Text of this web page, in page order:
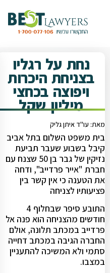
נחת על רגליו
בצניחת היכרות
ויפוצה בכחצי
מיליון שקל
מאת: עו"ד איתן גליק
בית משפט השלום בתל אביב
קיבל בשבוע שעבר תביעת
נזיקין של גבר בן 50 שצנח עם
חברת "אייר פרדייב", ודחה
את הטענה כי אין קשר בין
פציעותיו לצניחה
התובע סיפר שבחלוף 4
חודשים מהצניחה הוא פנה אל
פרדייב במכתב תלונה, אולם
החברה הגיבה במכתב דחייה
סתמי ולא המשיכה להתעניין
במצבו.